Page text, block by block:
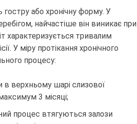
гостру або хронічну форму. У
найчастіше він виникає при
характеризується тривалим
У міру протікання хронічного
процесу:
в верхньому шарі слизової
3 місяці;
процес втягуються залози